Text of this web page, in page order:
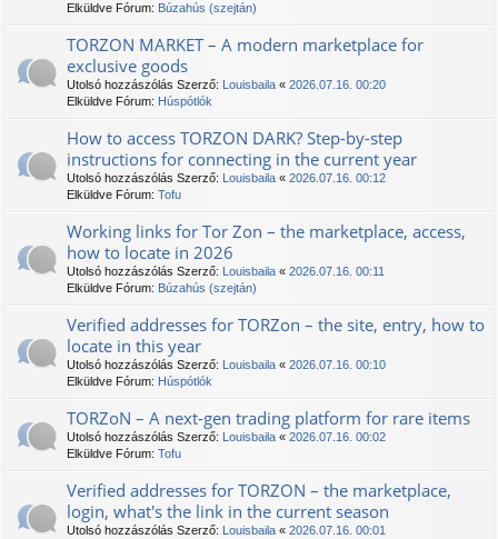
Elküldve Fórum: Búzahús (szejtán)
TORZON MARKET – A modern marketplace for
exclusive goods
Utolsó hozzászólás Szerző: Louisbaila « 2026.07.16. 00:20
Elküldve Fórum: Húspótlók
How to access TORZON DARK? Step-by-step
instructions for connecting in the current year
Utolsó hozzászólás Szerző: Louisbaila « 2026.07.16. 00:12
Elküldve Fórum: Tofu
Working links for Tor Zon – the marketplace, access,
how to locate in 2026
Utolsó hozzászólás Szerző: Louisbaila « 2026.07.16. 00:11
Elküldve Fórum: Búzahús (szejtán)
Verified addresses for TORZon – the site, entry, how to
locate in this year
Utolsó hozzászólás Szerző: Louisbaila « 2026.07.16. 00:10
Elküldve Fórum: Húspótlók
TORZoN – A next-gen trading platform for rare items
Utolsó hozzászólás Szerző: Louisbaila « 2026.07.16. 00:02
Elküldve Fórum: Tofu
Verified addresses for ТОRZON – the marketplace,
login, what's the link in the current season
Utolsó hozzászólás Szerző: Louisbaila « 2026.07.16. 00:01